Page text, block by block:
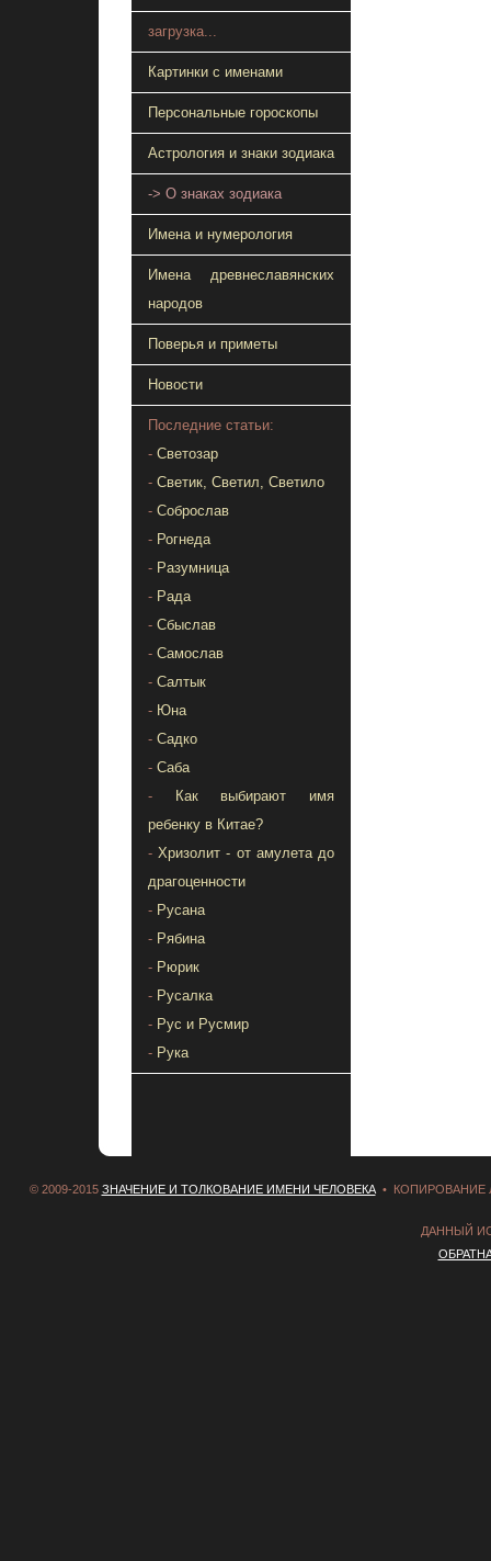
загрузка...
Картинки с именами
Персональные гороскопы
Астрология и знаки зодиака
-> О знаках зодиака
Имена и нумерология
Имена древнеславянских
народов
Поверья и приметы
Новости
Последние статьи:
- Светозар
- Светик, Светил, Светило
- Соброслав
- Рогнеда
- Разумница
- Рада
- Сбыслав
- Самослав
- Салтык
- Юна
- Садко
- Саба
-
Как выбирают имя
ребенку в Китае?
-Хризолит - от амулета до
драгоценности
- Русана
- Рябина
- Рюрик
- Русалка
- Рус и Русмир
- Рука
© 2009-2015 ЗНАЧЕНИЕ И ТОЛКОВАНИЕ ИМЕНИ ЧЕЛОВЕКА• КОПИРОВАНИЕ
ДАННЫЙ